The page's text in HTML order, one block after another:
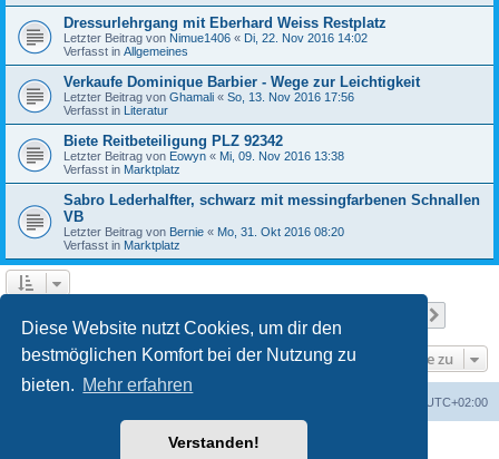
Diese Website nutzt Cookies, um dir den
bestmöglichen Komfort bei der Nutzung zu
bieten. Mehr erfahren
Verstanden!
Dressurlehrgang mit Eberhard Weiss Restplatz
Letzter Beitrag von Nimue1406 « Di, 22. Nov 2016 14:02
Verfasst in Allgemeines
Verkaufe Dominique Barbier - Wege zur Leichtigkeit
Letzter Beitrag von Ghamali « So, 13. Nov 2016 17:56
Verfasst in Literatur
Biete Reitbeteiligung PLZ 92342
Letzter Beitrag von Eowyn « Mi, 09. Nov 2016 13:38
Verfasst in Marktplatz
Sabro Lederhalfter, schwarz mit messingfarbenen Schnallen
VB
Letzter Beitrag von Bernie « Mo, 31. Okt 2016 08:20
Verfasst in Marktplatz
Gehe zu
UTC+02:00
Powered byphpBB® Forum Software © phpBB Limited